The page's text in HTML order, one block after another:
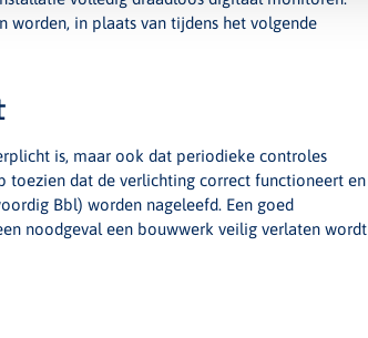
worden, in plaats van tijdens het volgende
is, maar ook dat periodieke controles
toezien dat de verlichting correct functioneert en
Bbl) worden nageleefd. Een goed
noodgeval een bouwwerk veilig verlaten wordt